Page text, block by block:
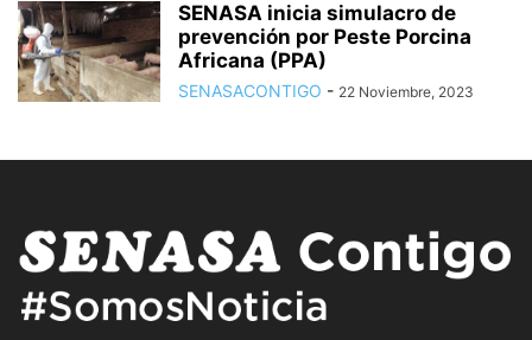
SENASA inicia simulacro de
prevención por Peste Porcina
Africana (PPA)
SENASACONTIGO - 22 Noviembre, 2023